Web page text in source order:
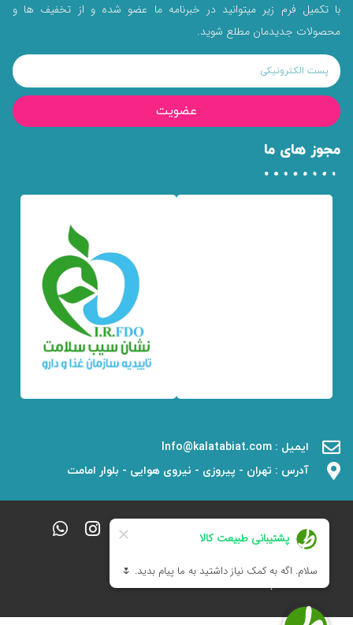
با تکمیل فرم زیر میتوانید در خبرنامه ما عضو شده و از تخفیف ها و
محصولات جدیدمان مطلع شوید.
عضویت
مجوز های ما
ایمیل : Info@kalatabiat.com
آدرس : تهران - پیروزی - نیروی هوایی - بلوار امامت
تمامی حقوق مادی و معنوی
این سایت محفوظ و متعلق
به سایتطبیعت کالامی
باشد.